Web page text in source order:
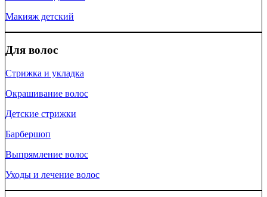
Макияж детский
Для волос
Стрижка и укладка
Окрашивание волос
Детские стрижки
Барбершоп
Выпрямление волос
Уходы и лечение волос